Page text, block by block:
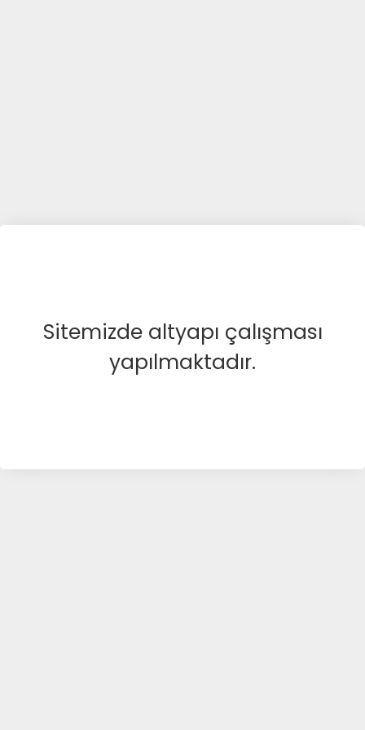
Sitemizde altyapı çalışması
yapılmaktadır.